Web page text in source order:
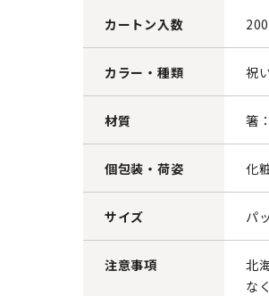
カートン入数 200
カラー・種類 祝
材質 箸
個包装・荷姿 化
サイズ パ
注意事項
北
な